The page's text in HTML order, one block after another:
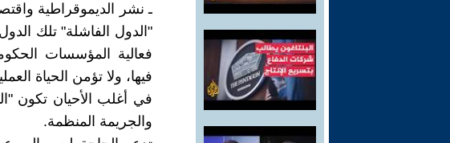
ـ نشر الديموقراطية
"الدول الفاشلة" تلك
فعالية المؤسسات
فيها، ولا تؤمن الحياة
في أغلب الأحيان تكون
والجريمة المنظمة.